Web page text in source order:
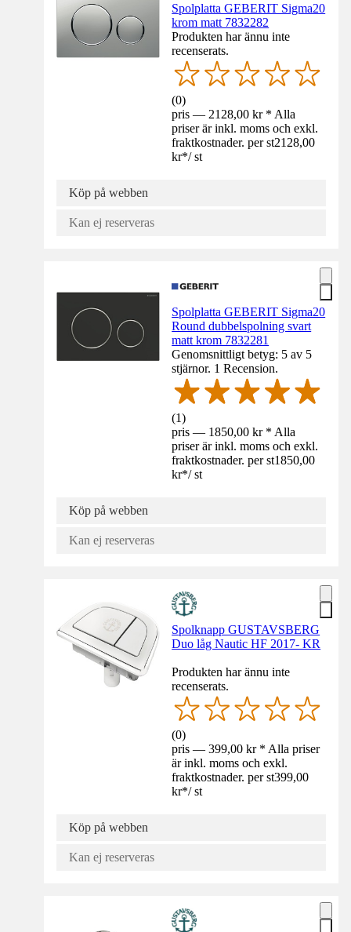
Spolplatta GEBERIT Sigma20
krom matt 7832282
Produkten har ännu inte
recenserats.
(0)
pris — 2128,00 kr * Alla
priser är inkl. moms och exkl.
fraktkostnader. per st2128,00
kr*/ st
Köp på webben
Kan ej reserveras
Spolplatta GEBERIT Sigma20
Round dubbelspolning svart
matt krom 7832281
Genomsnittligt betyg: 5 av 5
stjärnor. 1 Recension.
(1)
pris — 1850,00 kr * Alla
priser är inkl. moms och exkl.
fraktkostnader. per st1850,00
kr*/ st
Köp på webben
Kan ej reserveras
Spolknapp GUSTAVSBERG
Duo låg Nautic HF 2017- KR
Produkten har ännu inte
recenserats.
(0)
pris — 399,00 kr * Alla priser
är inkl. moms och exkl.
fraktkostnader. per st399,00
kr*/ st
Köp på webben
Kan ej reserveras